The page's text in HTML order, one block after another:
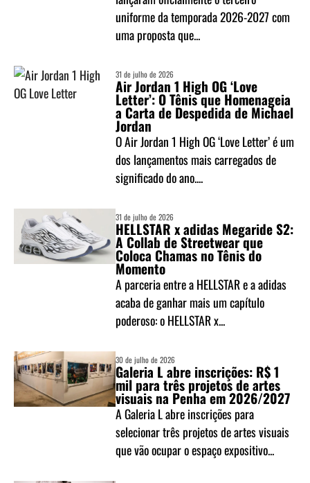
uniforme da temporada 2026-2027 com
uma proposta que...
31 de julho de 2026
Air Jordan 1 High OG ‘Love
Letter’: O Tênis que Homenageia
a Carta de Despedida de Michael
Jordan
O Air Jordan 1 High OG ‘Love Letter’ é um
dos lançamentos mais carregados de
significado do ano....
31 de julho de 2026
HELLSTAR x adidas Megaride S2:
A Collab de Streetwear que
Coloca Chamas no Tênis do
Momento
A parceria entre a HELLSTAR e a adidas
acaba de ganhar mais um capítulo
poderoso: o HELLSTAR x...
30 de julho de 2026
Galeria L abre inscrições: R$ 1
mil para três projetos de artes
visuais na Penha em 2026/2027
A Galeria L abre inscrições para
selecionar três projetos de artes visuais
que vão ocupar o espaço expositivo...